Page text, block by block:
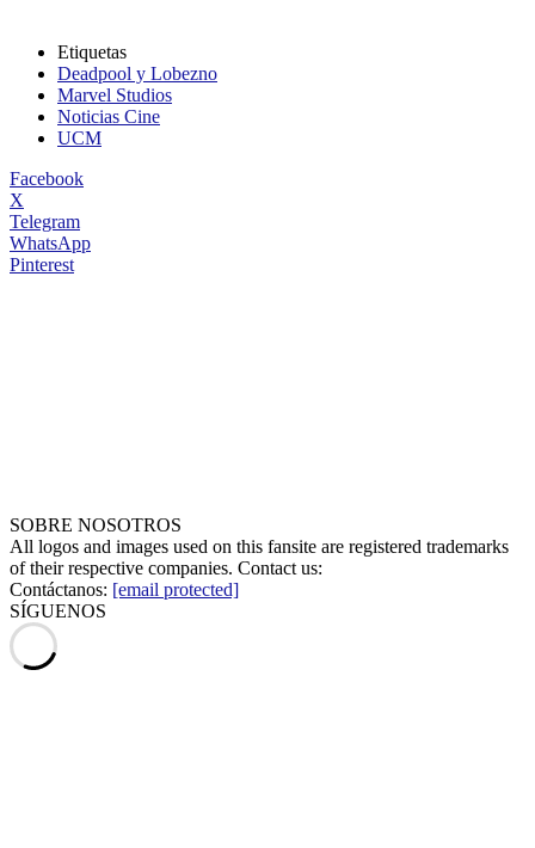
Etiquetas
Deadpool y Lobezno
Marvel Studios
Noticias Cine
UCM
Facebook
X
Telegram
WhatsApp
Pinterest
SOBRE NOSOTROS
All logos and images used on this fansite are registered trademarks
of their respective companies. Contact us:
Contáctanos: [email protected]
SÍGUENOS